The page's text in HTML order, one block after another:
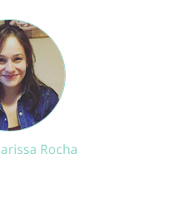
Rocha